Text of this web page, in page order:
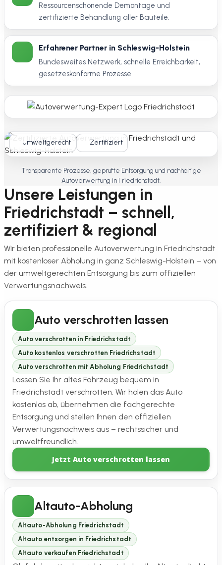
Ressourcenschonende Demontage und
zertifizierte Behandlung aller Bauteile.
Erfahrener Partner in Schleswig-Holstein
Bundesweites Netzwerk, schnelle Erreichbarkeit,
gesetzeskonforme Prozesse.
Umweltgerecht Zertifiziert
Transparente Prozesse, geprüfte Entsorgung und nachhaltige
Autoverwertung in Friedrichstadt.
Unsere Leistungen in
Friedrichstadt – schnell,
zertifiziert & regional
Wir bieten professionelle Autoverwertung in Friedrichstadt
mit kostenloser Abholung in ganz Schleswig-Holstein – von
der umweltgerechten Entsorgung bis zum offiziellen
Verwertungsnachweis.
Auto verschrotten lassen
Auto verschrotten in Friedrichstadt
Auto kostenlos verschrotten Friedrichstadt
Auto verschrotten mit Abholung Friedrichstadt
Lassen Sie Ihr altes Fahrzeug bequem in
Friedrichstadt verschrotten. Wir holen das Auto
kostenlos ab, übernehmen die fachgerechte
Entsorgung und stellen Ihnen den offiziellen
Verwertungsnachweis aus – rechtssicher und
umweltfreundlich.
Jetzt Auto verschrotten lassen
Altauto-Abholung
Altauto-Abholung Friedrichstadt
Altauto entsorgen in Friedrichstadt
Altauto verkaufen Friedrichstadt